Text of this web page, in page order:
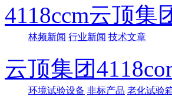
4118ccm云顶集
林频新闻 行业新闻 技术文章
云顶集团
环境试验设备 非标产品 老化试验